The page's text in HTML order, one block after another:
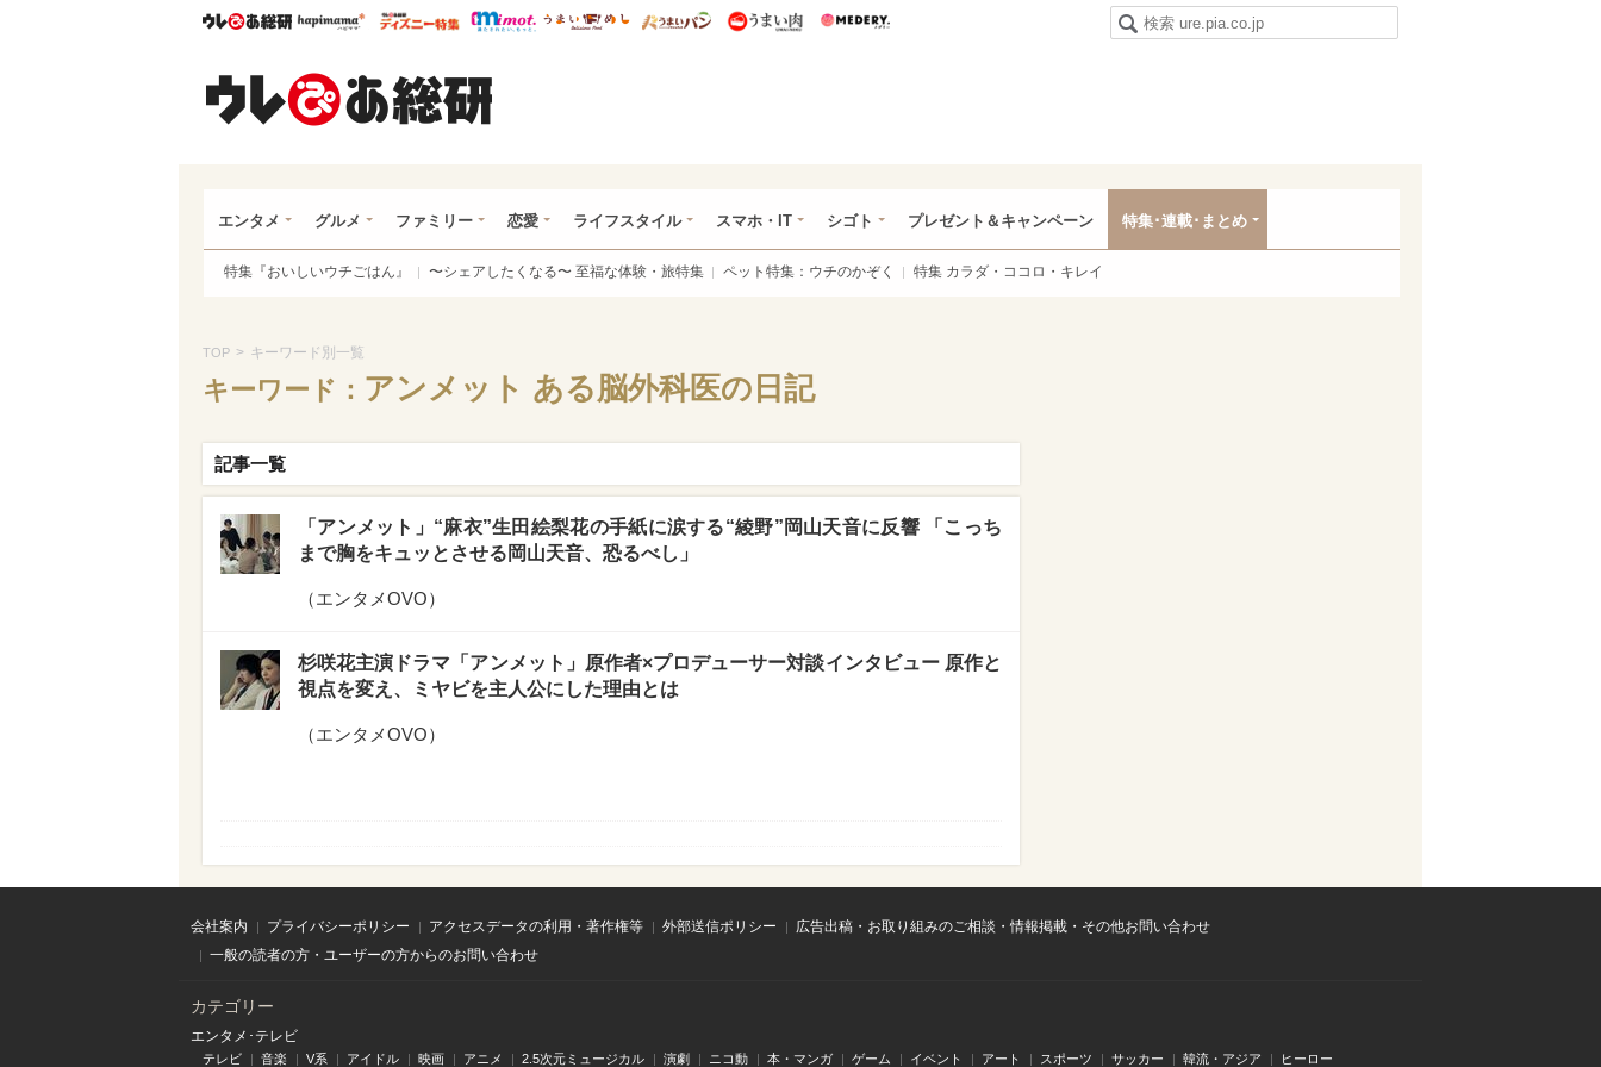
ウレぴあ総研ハピママ* ウレぴあ総研 ディズニー特集
mimot. うまいめし うまいパン うまい肉
エンタメ グルメ ファミリー 恋愛 ライフスタイル スマホ・IT シゴト プレゼント＆キャンペーン 特集･連載･まとめ
特集『おいしいウチごはん』 〜シェアしたくなる〜 至福な体験・旅特集 ペット特集：ウチのかぞく 特集 カラダ・ココロ・キレイ
TOP > キーワード別一覧
キーワード： アンメット ある脳外科医の日記
記事一覧
「アンメット」“麻衣”生田絵梨花の手紙に涙する“綾野”岡山天音に反響 「こっち
まで胸をキュッとさせる岡山天音、恐るべし」
（エンタメOVO）
杉咲花主演ドラマ「アンメット」原作者×プロデューサー対談インタビュー 原作と
視点を変え、ミヤビを主人公にした理由とは
（エンタメOVO）
会社案内 プライバシーポリシー アクセスデータの利用・著作権等 外部送信ポリシー
広告出稿・お取り組みのご相談・情報掲載・その他お問い合わせ
一般の読者の方・ユーザーの方からのお問い合わせ
カテゴリー
エンタメ･テレビ
テレビ 音楽 V系 アイドル 映画 アニメ 2.5次元ミュージカル 演劇 ニコ動 本・マンガ ゲーム イベント アート スポーツ サッカー 韓流・アジア ヒーロー